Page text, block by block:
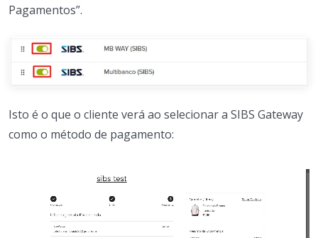
Pagamentos”.
Isto é o que o cliente verá ao selecionar a SIBS Gateway
como o método de pagamento: